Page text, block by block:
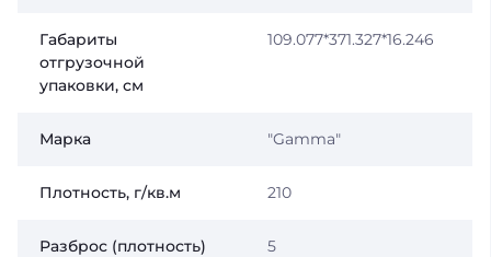
Габариты
отгрузочной
упаковки, см
109.077*371.327*16.246
Марка "Gamma"
Плотность, г/кв.м 210
Разброс (плотность) 5